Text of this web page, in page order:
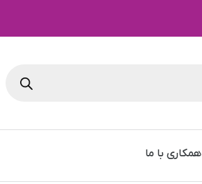
همکاری با ما